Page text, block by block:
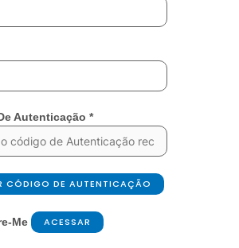
Autenticação *
CÓDIGO DE AUTENTICAÇÃO
Me ACESSAR